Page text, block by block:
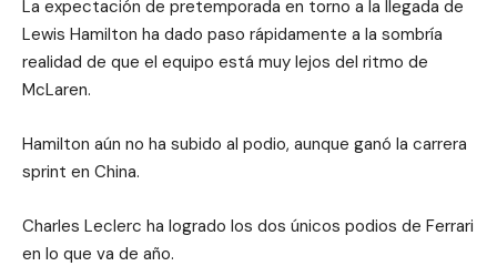
La expectación de pretemporada en torno a la llegada de
Lewis Hamilton ha dado paso rápidamente a la sombría
realidad de que el equipo está muy lejos del ritmo de
McLaren.
Hamilton aún no ha subido al podio, aunque ganó la carrera
sprint en China.
Charles Leclerc ha logrado los dos únicos podios de Ferrari
en lo que va de año.